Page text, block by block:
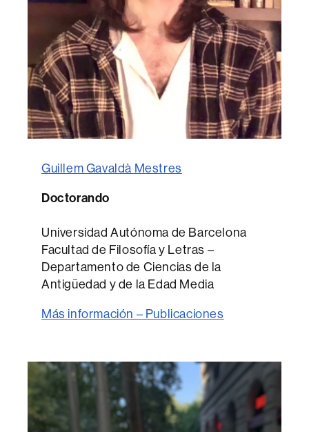
Guillem Gavaldà Mestres
Doctorando
Universidad Autónoma de Barcelona
Facultad de Filosofía y Letras –
Departamento de Ciencias de la
Antigüedad y de la Edad Media
Más información – Publicaciones